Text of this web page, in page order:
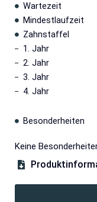
Wartezeit
Mindestlaufzeit
Zahnstaffel
1. Jahr
2. Jahr
3. Jahr
4. Jahr
Besonderheiten
Keine